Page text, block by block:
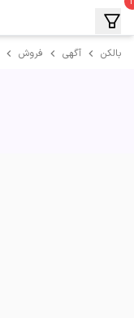
بالکن آگهی فروش